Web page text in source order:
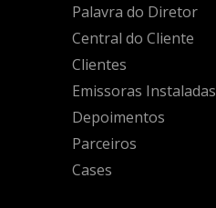
Palavra do Diretor
Central do Cliente
Clientes
Emissoras Instaladas
Depoimentos
Parceiros
Cases